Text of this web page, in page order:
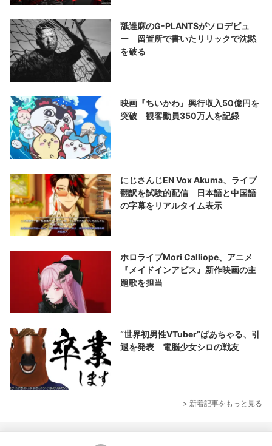
舐達麻のG-PLANTSがソロデビュ
ー 留置所で書いたリリックで沈黙
を破る
映画『ちいかわ』興行収入50億円を
突破 観客動員350万人を記録
にじさんじEN Vox Akuma、ライブ
翻訳を試験的配信 日本語と中国語
の字幕をリアルタイム表示
ホロライブMori Calliope、アニメ
『メイドインアビス』新作映画の主
題歌を担当
“世界初男性VTuber”ばあちゃる、引
退を発表 電脳少女シロの戦友
> 新着記事をもっと見る